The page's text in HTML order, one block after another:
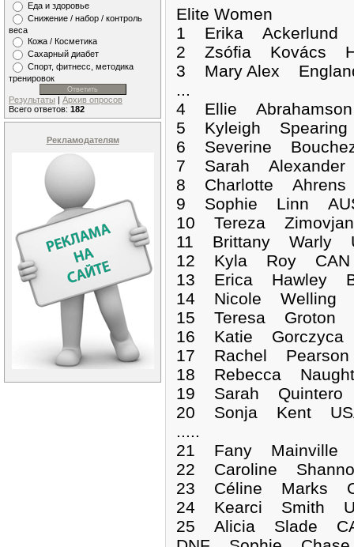
Еда и здоровье
Снижение / набор / контроль
веса
Кожа / Косметика
Сахарный диабет
Спорт, фитнесс, методика
тренировок
Результаты | Архив опросов
Всего ответов: 182
Рекламодателям
Elite Women
1 Erika
2 Zsófia Kovács
3 Mary Alex
...
4 Ellie
5 Kyleigh
6 Severine
7 Sarah
8 Charlotte
9 Sophie Linn
10 Tereza
11 Brittany Warly
12 Kyla Roy CAN
13 Erica Hawley
14 Nicole Welling
15 Teresa Groton
16 Katie
17 Rachel
18 Rebecca
19 Sarah Quintero
20 Sonja Kent
.....
21 Fany Mainville
22 Caroline
23 Céline Marks
24 Kearci Smith
25 Alicia Slade